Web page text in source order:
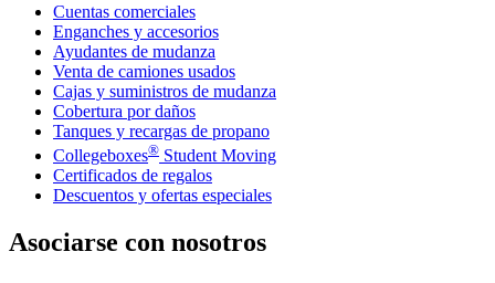
Cuentas comerciales
Enganches y accesorios
Ayudantes de mudanza
Venta de camiones usados
Cajas y suministros de mudanza
Cobertura por daños
Tanques y recargas de propano
Collegeboxes® Student Moving
Certificados de regalos
Descuentos y ofertas especiales
Asociarse con nosotros